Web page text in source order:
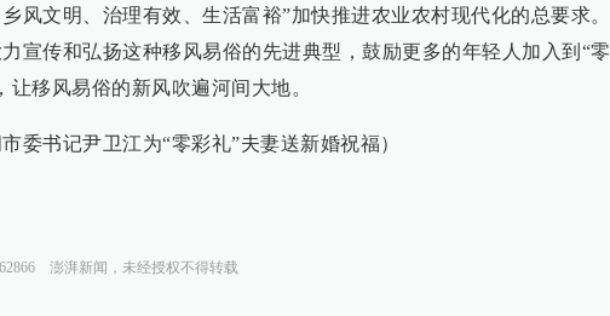
风文明、治理有效、生活富裕”加快推进农业农村现代化的总要求。
宣传和弘扬这种移风易俗的先进典型，鼓励更多的年轻人加入到“零
让移风易俗的新风吹遍河间大地。
市委书记尹卫江为“零彩礼”夫妻送新婚祝福）
澎湃新闻，未经授权不得转载